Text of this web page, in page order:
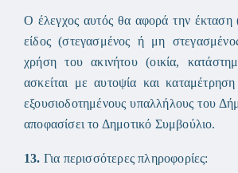
Ο έλεγχος αυτός θα αφορά την έκταση
είδος (στεγασμένος ή μη
χρήση του ακινήτου (οικία,
ασκείται με αυτοψία και
εξουσιοδοτημένους υπαλλήλους του
αποφασίσει το Δημοτικό Συμβούλιο.
13. Για περισσότερες πληροφορίες: